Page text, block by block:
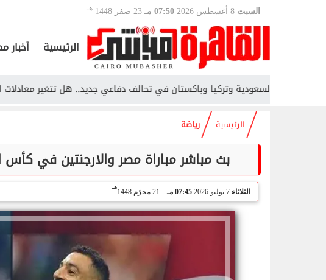
السبت 07:50 مـ 23 صفر 1448 هـ
الرئيسية أخبار
السعودية وتركيا وباكستان في تحالف دفاعي جديد.. هل تتغير معادلات المنطقة؟
الرئيسية رياضة
بث مباشر مباراة مصر والارجنتين في كأس العالم 2026.. مشاهدة
الثلاثاء 7 يوليو 2026 07:45 مـ 21 محرّم 1448
هـ